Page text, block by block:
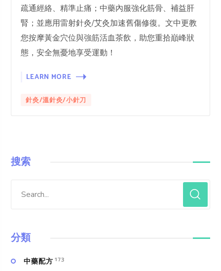
疏通經絡、精準止痛；中藥內服強化筋骨、補益肝
腎；並應用雷射針灸/艾灸加速舊傷修復。文中更教
您按摩黃金穴位與強筋活血茶飲，助您重拾巔峰狀
態，安全無憂地享受運動！
LEARN MORE
針灸/溫針灸/小針刀
搜索
分類
中藥配方 173